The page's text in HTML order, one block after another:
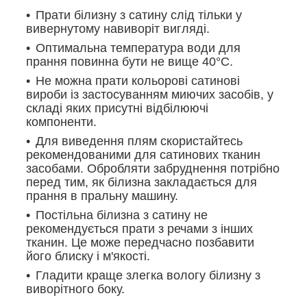
Прати білизну з сатину слід тільки у
вивернутому навиворіт вигляді.
Оптимальна температура води для
прання повинна бути не вище 40°С.
Не можна прати кольорові сатинові
вироби із застосуванням миючих засобів, у
складі яких присутні відбілюючі
компоненти.
Для виведення плям скористайтесь
рекомендованими для сатинових тканин
засобами. Обробляти забруднення потрібно
перед тим, як білизна закладається для
прання в пральну машину.
Постільна білизна з сатину не
рекомендується прати з речами з інших
тканин. Це може передчасно позбавити
його блиску і м'якості.
Гладити краще злегка вологу білизну з
виворітного боку.